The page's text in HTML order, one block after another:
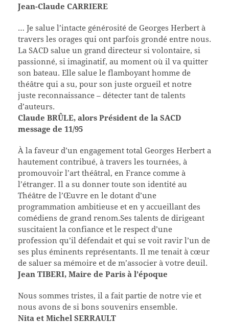
Jean-Claude CARRIERE
… Je salue l’intacte générosité de Georges Herbert à
travers les orages qui ont parfois grondé entre nous.
La SACD salue un grand directeur si volontaire, si
passionné, si imaginatif, au moment où il va quitter
son bateau. Elle salue le flamboyant homme de
théâtre qui a su, pour son juste orgueil et notre
juste reconnaissance – détecter tant de talents
d’auteurs.
Claude BRÛLE, alors Président de la SACD
message de 11/95
À la faveur d’un engagement total Georges Herbert a
hautement contribué, à travers les tournées, à
promouvoir l’art théâtral, en France comme à
l’étranger. Il a su donner toute son identité au
Théâtre de l’Œuvre en le dotant d’une
programmation ambitieuse et en y accueillant des
comédiens de grand renom.Ses talents de dirigeant
suscitaient la confiance et le respect d’une
profession qu’il défendait et qui se voit ravir l’un de
ses plus éminents représentants. Il me tenait à cœur
de saluer sa mémoire et de m’associer à votre deuil.
Jean TIBERI, Maire de Paris à l’époque
Nous sommes tristes, il a fait partie de notre vie et
nous avons de si bons souvenirs ensemble.
Nita et Michel SERRAULT